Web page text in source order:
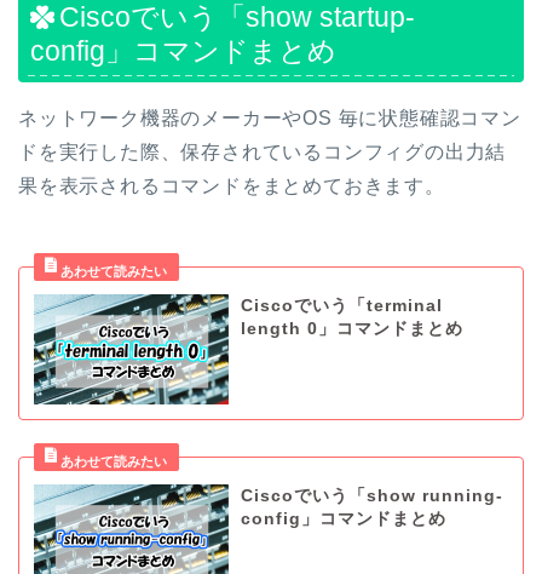
Ciscoでいう「show startup-
config」コマンドまとめ
ネットワーク機器のメーカーやOS 毎に状態確認コマン
ドを実行した際、保存されているコンフィグの出力結
果を表示されるコマンドをまとめておきます。
Ciscoでいう「terminal
length 0」コマンドまとめ
Ciscoでいう「show running-
config」コマンドまとめ